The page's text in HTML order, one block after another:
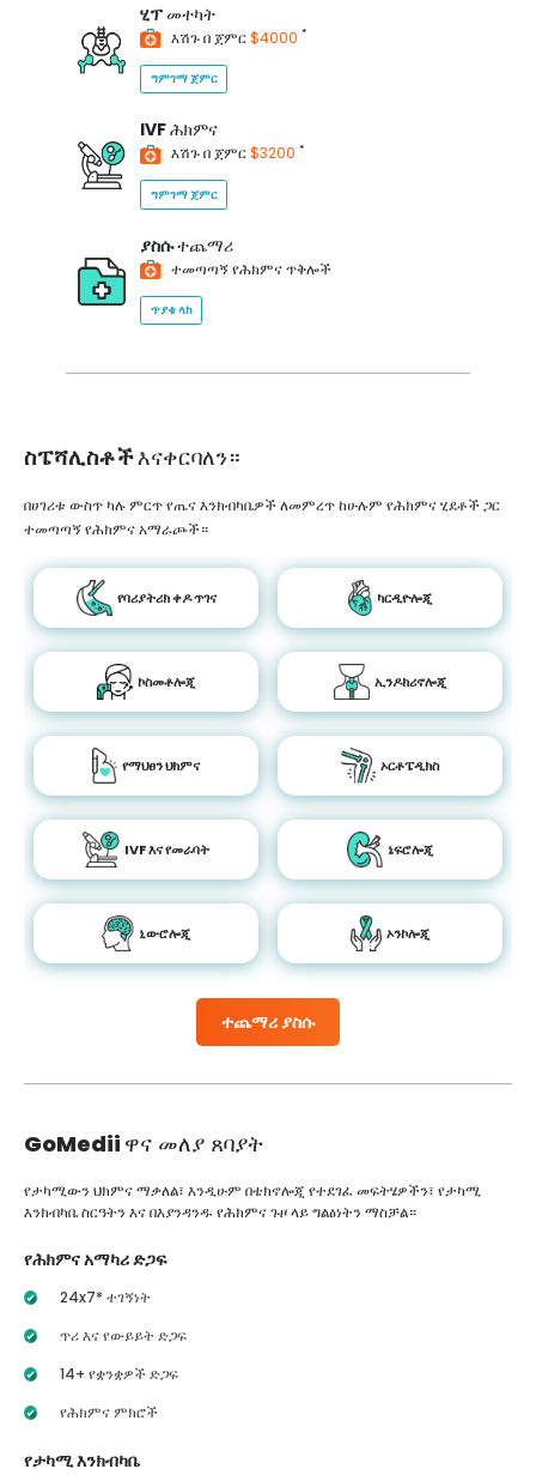
ሂፕመተካት
እሽጉ በ ጀምር$4000 *
ግምገማ ጀምር
IVFሕክምና
እሽጉ በ ጀምር$3200 *
ግምገማ ጀምር
ያስሱተጨማሪ
ተመጣጣኝ የሕክምና ጥቅሎች
ጥያቄ ላክ
ስፔሻሊስቶችእናቀርባለን።
ተጨማሪ ያስሱ
በሀገሪቱ ውስጥ ካሉ ምርጥ የጤና እንክብካቤዎች ለመምረጥ ከሁሉም የሕክምና ሂደቶች ጋር
ተመጣጣኝ የሕክምና አማራጮች።
የባሪያትሪክ ቀዶ ጥገና ካርዲዮሎጂ
ኮስመቶሎጂ ኢንዶክሪኖሎጂ
የማህፀን ህክምና ኦርቶፔዲክስ
IVF እና የመራባት ኔፍሮሎጂ
ኒውሮሎጂ ኦንኮሎጂ
GoMedii ዋና መለያ ጸባያት
የታካሚውን ህክምና ማቃለል፣ እንዲሁም በቴክኖሎጂ የተደገፈ መፍትሄዎችን፣ የታካሚ
እንክብካቤ ስርዓትን እና በእያንዳንዱ የሕክምና ጉዞ ላይ ግልፅነትን ማስቻል።
የሕክምና አማካሪ ድጋፍ
24x7* ተገኝነት
ጥሪ እና የውይይት ድጋፍ
14+ የቋንቋዎች ድጋፍ
የሕክምና ምክሮች
የታካሚ እንክብካቤ